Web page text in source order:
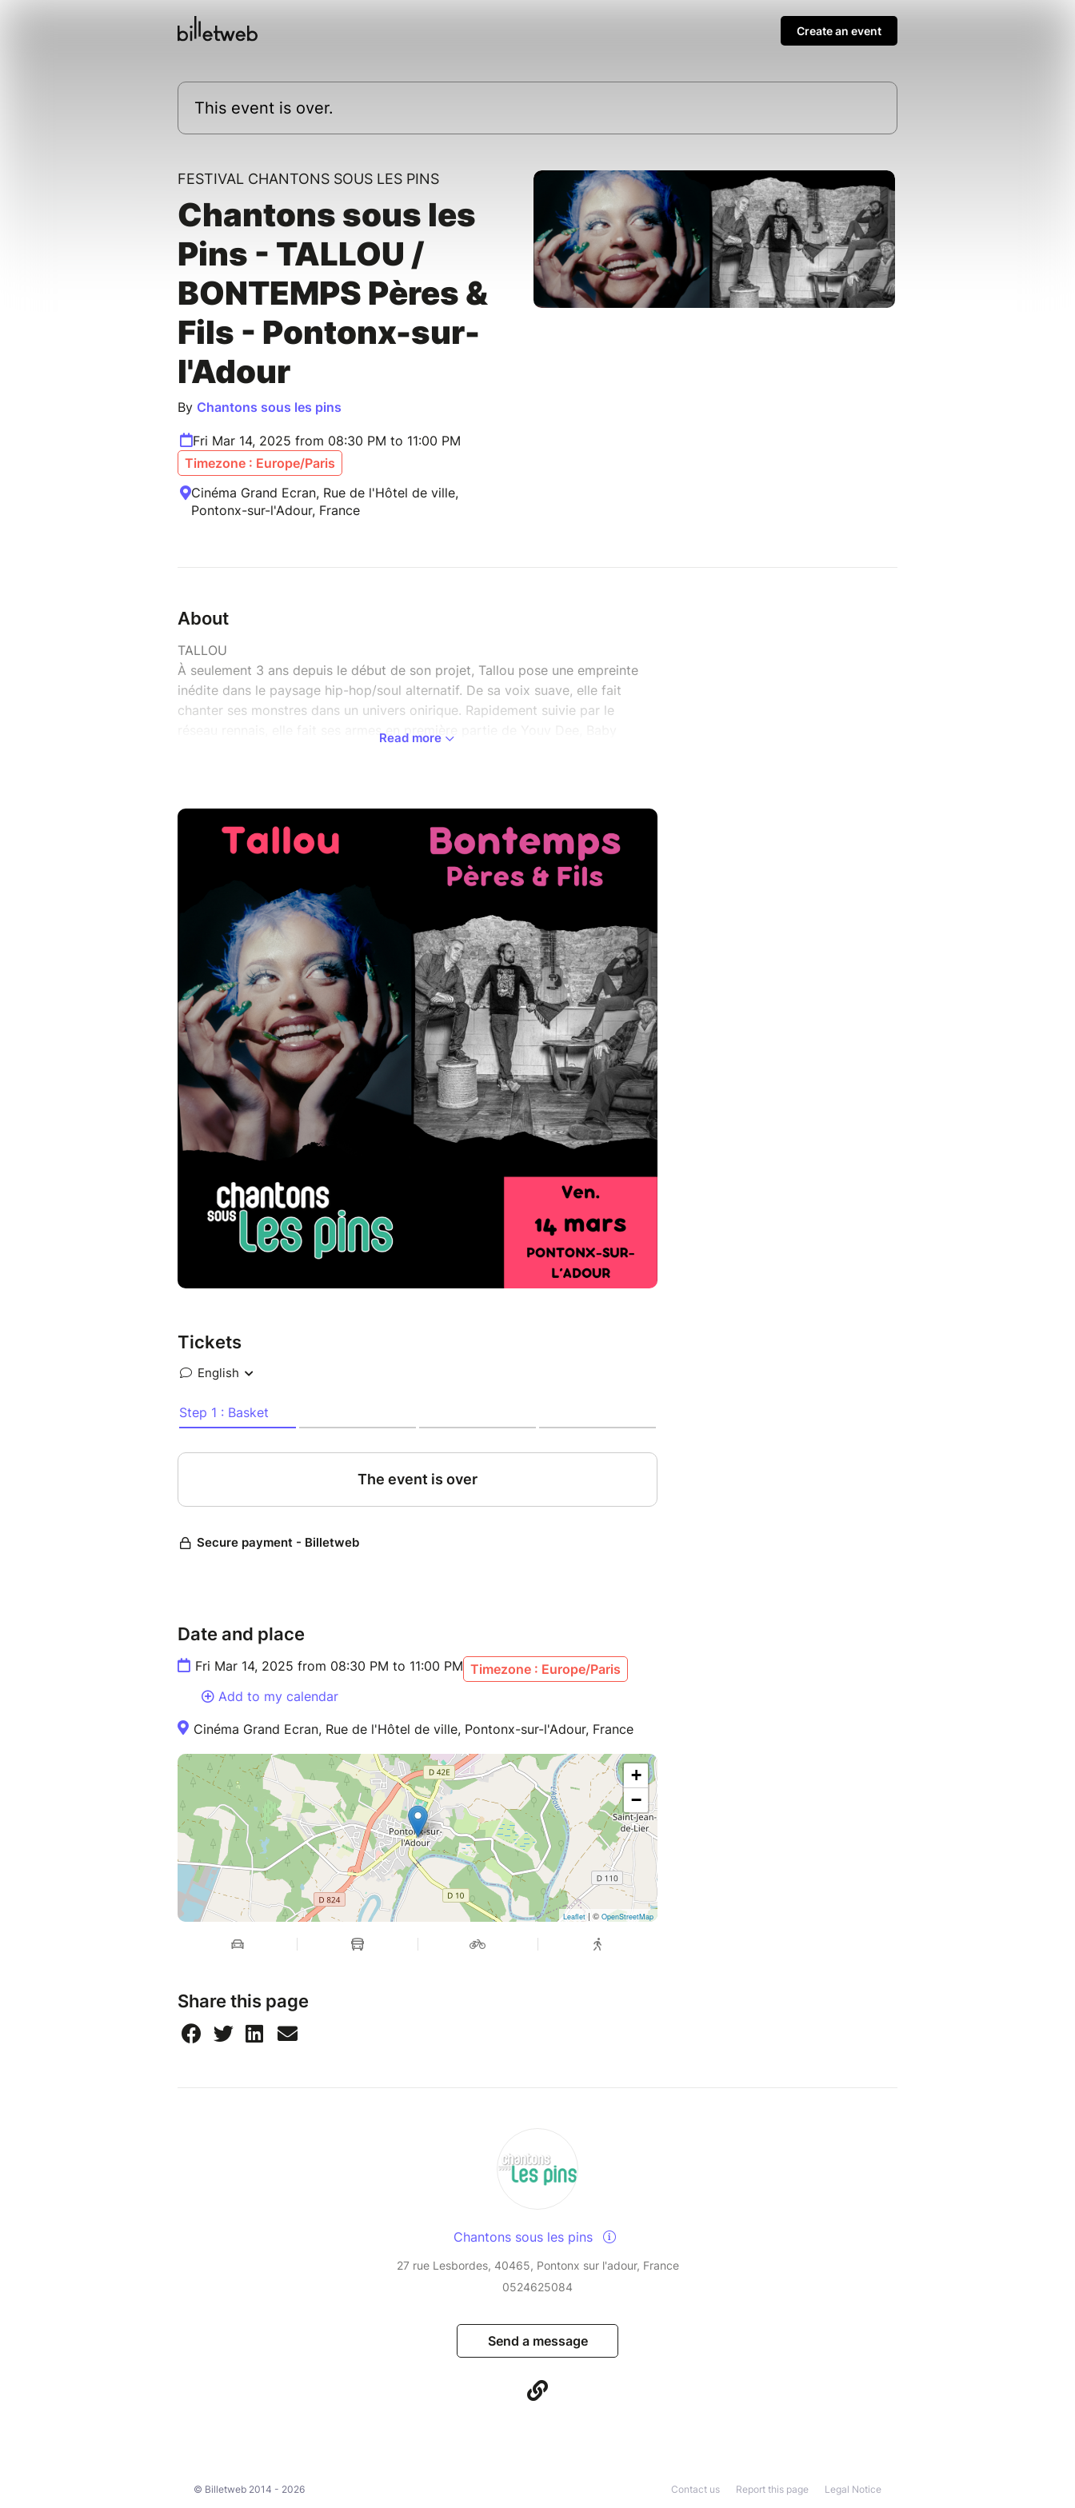
Create an event
This event is over.
FESTIVAL CHANTONS SOUS LES PINS
Chantons sous les
Pins - TALLOU /
BONTEMPS Pères &
Fils - Pontonx-sur-
l'Adour
By Chantons sous les pins
Fri Mar 14, 2025 from 08:30 PM to 11:00 PM
Timezone : Europe/Paris
Cinéma Grand Ecran, Rue de l'Hôtel de ville,
Pontonx-sur-l'Adour, France
About
TALLOU
À seulement 3 ans depuis le début de son projet, Tallou pose une empreinte
inédite dans le paysage hip-hop/soul alternatif. De sa voix suave, elle fait
chanter ses monstres dans un univers onirique. Rapidement suivie par le
réseau rennais, elle fait ses armes en première partie de Youv Dee, Baby
arrangements conceptuels. Centrée sur la quête de soi, elle chemine entre
amour et névroses pour offrir une œuvre sincère et introspective.
Inutile de présenter BON TEMPS ROULER dans les Landes. Mamac, Jean Mi,
Marcel, Didier et Mickey en dix ans et trois Cd, ont arpenté les plus belles
scènes de France. L'histoire s'est arrêtée en 2003et leur répertoire s'est
doucement endormi au fond d'un tiroir... Bien des années plus tard, Mamac et
Jean Mi (Canal historique) un soir, autour d'un feu ont « ressoufflé » sur les
braises de quelques chansons qui n'attendaient que cela pour résonner à
nouveau. Une guitare et une basse étant un peu minimalistes, ils ont
naturellement demandé à leurs fils un petit coup de main. Loïc et Jérôme ne se
sont pas trop fait prier pour replonger dans cette musique qui les a bercés
tout au long de leur enfance... Ainsi est né ce projet « BONTEMPS Pères & Fils
» autour des chansons emblématiques du groupe copieusement rafraîchies par
l'enthousiasme et le talent des deux fistons. Pas de nostalgie, juste une poésie,
un engagement et de l'amour.
Read more
Tickets
Date and place
Fri Mar 14, 2025 from 08:30 PM to 11:00 PM Timezone : Europe/Paris
Add to my calendar
Cinéma Grand Ecran, Rue de l'Hôtel de ville, Pontonx-sur-l'Adour, France
+
−
Leaflet | © OpenStreetMap
Share this page
Chantons sous les pins
27 rue Lesbordes, 40465, Pontonx sur l'adour, France
0524625084
Send a message
© Billetweb 2014 - 2026 Legal Notice
Report this page
Contact us